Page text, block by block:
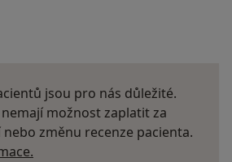
jsou pro nás důležité.
možnost zaplatit za
změnu recenze pacienta.